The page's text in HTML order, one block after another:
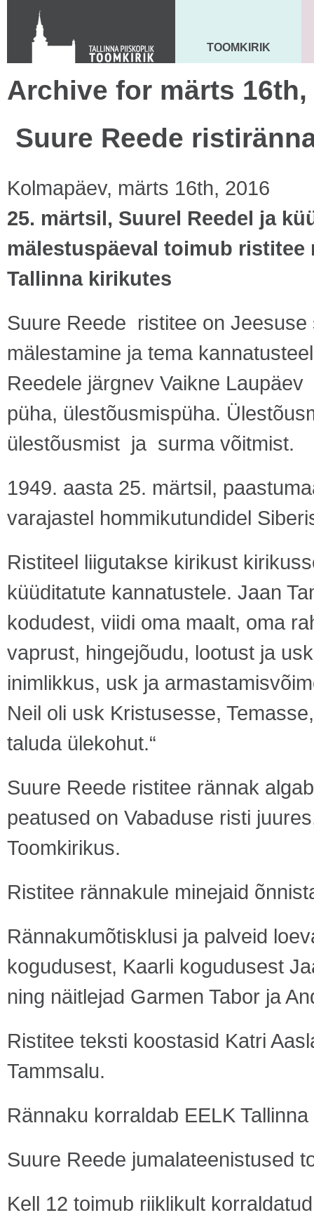
Toom-Kooli 6, 10130 TALLINN
tallinna.toom
+372 644 4140
MAARJA KIRIK
TOOMKIRIK
Archive for märts 16th,
Suure Reede
Kolmapäev, märts 16th, 2016
25. märtsil, Suurel Reedel ja
mälestuspäeval toimub ristitee
Tallinna kirikutes
Suure Reede ristitee on Jeesuse
mälestamine ja tema
Reedele järgnev Vaikne
püha, ülestõusmispüha.
ülestõusmist ja surma võitmist.
1949. aasta 25. märtsil,
varajastel hommikutundidel
Ristiteel liigutakse kirikust
küüditatute kannatustele. Jaan
kodudest, viidi oma maalt, oma
vaprust, hingejõudu, lootust ja
inimlikkus, usk ja
Neil oli usk Kristusesse,
taluda ülekohut.“
Suure Reede ristitee rännak
peatused on Vabaduse risti
Toomkirikus.
Ristitee rännakule minejaid
Rännakumõtisklusi ja palveid
kogudusest, Kaarli kogudusest
ning näitlejad Garmen Tabor ja
Ristitee teksti koostasid Katri
Tammsalu.
Rännaku korraldab EELK
Suure Reede jumalateenistused
Kell 12 toimub riiklikult